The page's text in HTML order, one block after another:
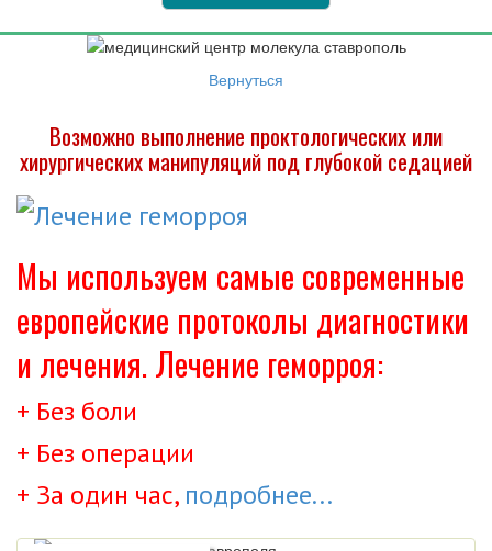
Вернуться
Возможно выполнение проктологических или
хирургических манипуляций под глубокой седацией
Мы используем самые современные
европейские протоколы диагностики
и лечения. Лечение геморроя:
+ Без боли
+ Без операции
+ За один час, подробнее...